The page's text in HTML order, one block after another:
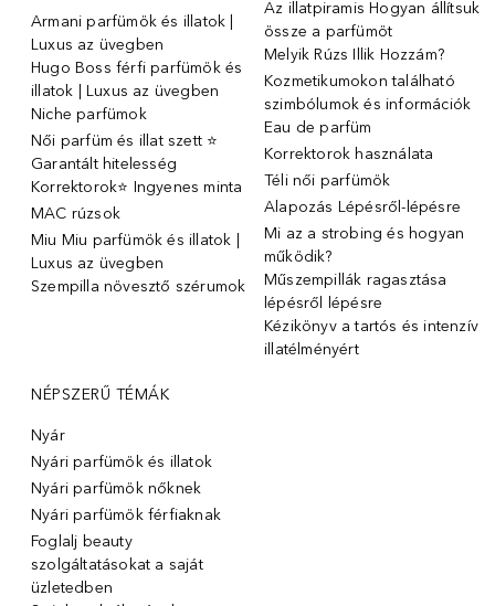
Armani parfümök és illatok |
Luxus az üvegben
Hugo Boss férfi parfümök és
illatok | Luxus az üvegben
Niche parfümok
Női parfüm és illat szett ⭐
Garantált hitelesség
Korrektorok⭐ Ingyenes minta
MAC rúzsok
Miu Miu parfümök és illatok |
Luxus az üvegben
Szempilla növesztő szérumok
Az illatpiramis Hogyan állítsuk
össze a parfümöt
Melyik Rúzs Illik Hozzám?
Kozmetikumokon található
szimbólumok és információk
Eau de parfüm
Korrektorok használata
Téli női parfümök
Alapozás Lépésről-lépésre
Mi az a strobing és hogyan
működik?
Műszempillák ragasztása
lépésről lépésre
Kézikönyv a tartós és intenzív
illatélményért
NÉPSZERŰ TÉMÁK
Nyár
Nyári parfümök és illatok
Nyári parfümök nőknek
Nyári parfümök férfiaknak
Foglalj beauty
szolgáltatásokat a saját
üzletedben